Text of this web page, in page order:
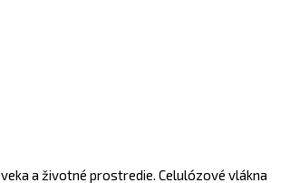
a životné prostredie. Celulózové vlákna